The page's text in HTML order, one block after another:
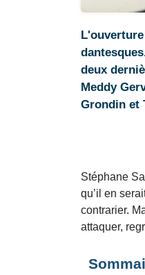
deux
Meddy
Grondin et
Stéphane
qu’il en
contrarier.
attaquer,